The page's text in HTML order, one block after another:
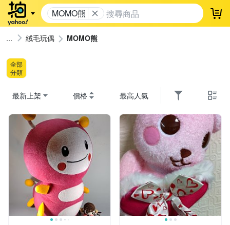
MOMO熊 登
絨毛玩偶 MOMO熊
全部
分類
最新上架 價格 最高人氣